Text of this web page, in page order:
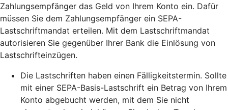
Zahlungsempfänger das Geld von Ihrem Konto ein. Dafür
müssen Sie dem Zahlungsempfänger ein SEPA-
Lastschriftmandat erteilen. Mit dem Lastschriftmandat
autorisieren Sie gegenüber Ihrer Bank die Einlösung von
Lastschrifteinzügen.
Die Lastschriften haben einen Fälligkeitstermin. Sollte
mit einer SEPA-Basis-Lastschrift ein Betrag von Ihrem
Konto abgebucht werden, mit dem Sie nicht